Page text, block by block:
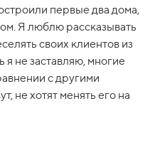
первые два дома,
Я люблю рассказывать
своих клиентов из
не заставляю, многие
с другими
не хотят менять его на